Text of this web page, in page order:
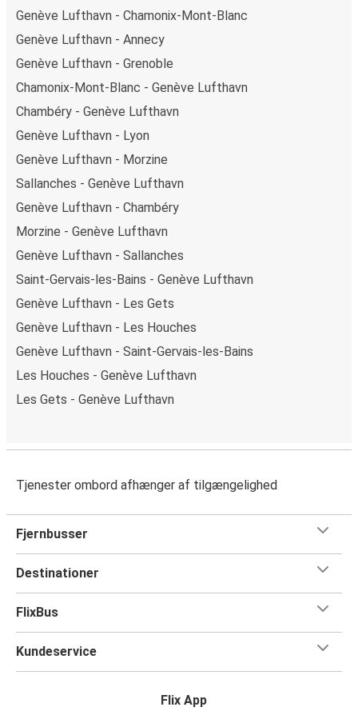
Genève Lufthavn - Chamonix-Mont-Blanc
Genève Lufthavn - Annecy
Genève Lufthavn - Grenoble
Chamonix-Mont-Blanc - Genève Lufthavn
Chambéry - Genève Lufthavn
Genève Lufthavn - Lyon
Genève Lufthavn - Morzine
Sallanches - Genève Lufthavn
Genève Lufthavn - Chambéry
Morzine - Genève Lufthavn
Genève Lufthavn - Sallanches
Saint-Gervais-les-Bains - Genève Lufthavn
Genève Lufthavn - Les Gets
Genève Lufthavn - Les Houches
Genève Lufthavn - Saint-Gervais-les-Bains
Les Houches - Genève Lufthavn
Les Gets - Genève Lufthavn
Tjenester ombord afhænger af tilgængelighed
Fjernbusser
Destinationer
FlixBus
Kundeservice
Flix App